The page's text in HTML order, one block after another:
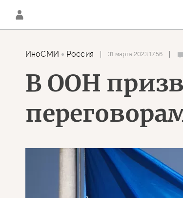
ИноСМИ Россия 31 марта 2023 17:56
В ООН